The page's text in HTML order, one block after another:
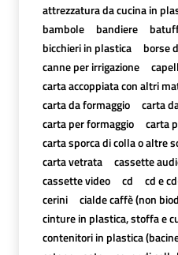
attrezzatura da cucina in
bambole
bandiere
bicchieri in plastica
borse
canne per irrigazione
carta accoppiata con altri
carta da formaggio
carta
carta per formaggio
carta
carta sporca di colla o altre
carta vetrata
cassette
cassette video
cd cd e
cerini
cialde caffè (non
cinture in plastica, stoffa e
contenitori in plastica